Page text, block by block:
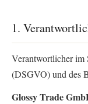
1.
Verantwortlicher im
(DSGVO) und des
Glossy Trade